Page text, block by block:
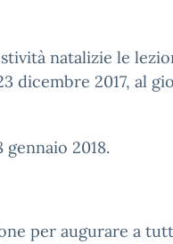
natalizie le
dicembre 2017, al
2018.
per augurare a